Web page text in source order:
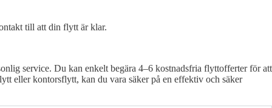
till att din flytt är klar.
service. Du kan enkelt begära 4–6 kostnadsfria flyttofferter för att
eller kontorsflytt, kan du vara säker på en effektiv och säker